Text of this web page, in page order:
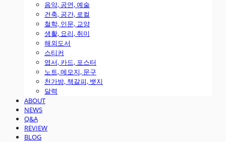
음악, 공연, 예술
건축, 공간, 로컬
철학, 인문, 교양
생활, 요리, 취미
해외도서
스티커
엽서, 카드, 포스터
노트, 메모지, 문구
천가방, 책갈피, 뱃지
달력
ABOUT
NEWS
Q&A
REVIEW
BLOG